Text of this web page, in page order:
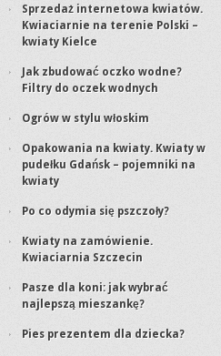
Sprzedaż internetowa kwiatów.
Kwiaciarnie na terenie Polski –
kwiaty Kielce
Jak zbudować oczko wodne?
Filtry do oczek wodnych
Ogrów w stylu włoskim
Opakowania na kwiaty. Kwiaty w
pudełku Gdańsk – pojemniki na
kwiaty
Po co odymia się pszczoły?
Kwiaty na zamówienie.
Kwiaciarnia Szczecin
Pasze dla koni: jak wybrać
najlepszą mieszankę?
Pies prezentem dla dziecka?